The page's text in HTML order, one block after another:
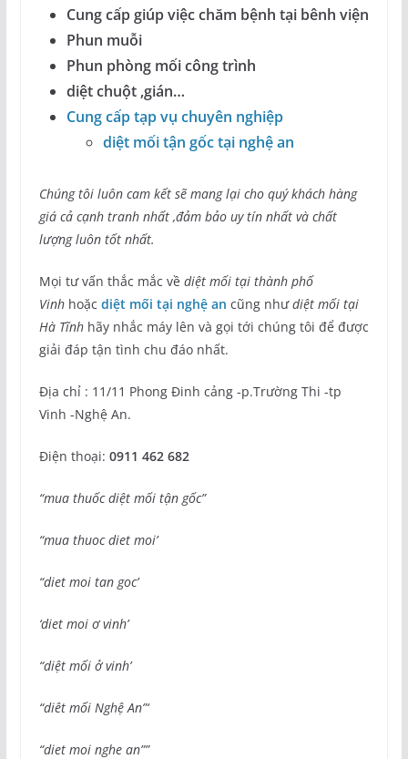
Cung cấp giúp việc chăm bệnh tại bênh viện
Phun muỗi
Phun phòng mối công trình
diệt chuột ,gián…
Cung cấp tạp vụ chuyên nghiệp
diệt mối tận gốc tại nghệ an
Chúng tôi luôn cam kết sẽ mang lại cho quý khách hàng
giá cả cạnh tranh nhất ,đảm bảo uy tín nhất và chất
lượng luôn tốt nhất.
Mọi tư vấn thắc mắc về diệt mối tại thành phố
Vinhhoặc diệt mối tại nghệ an cũng nhưdiệt mối tại
Hà Tĩnhhãy nhắc máy lên và gọi tới chúng tôi để được
giải đáp tận tình chu đáo nhất.
Địa chỉ : 11/11 Phong Đinh cảng -p.Trường Thi -tp
Vinh -Nghệ An.
Điện thoại: 0911 462 682
“mua thuốc diệt mối tận gốc”
“mua thuoc diet moi’
“diet moi tan goc’
‘diet moi ơ vinh’
“diệt mối ở vinh’
“diêt mối Nghệ An”‘
“diet moi nghe an””